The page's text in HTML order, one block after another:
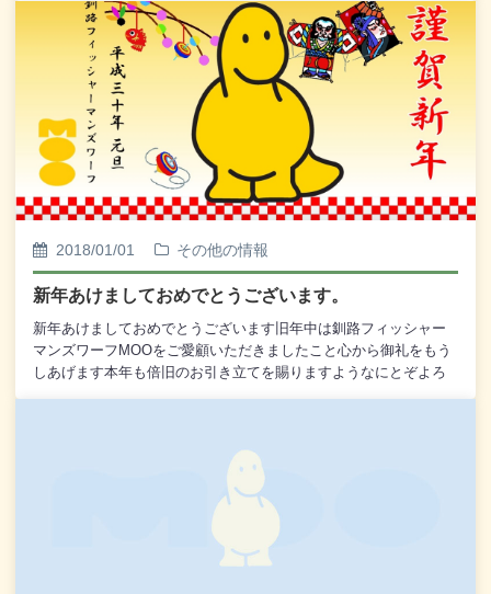
食・物販店舗以外の公共施設は平常通りの業務を行います。
５階・医師会健診センター ４階・釧路市教育委員会 ３
階・釧路市男女平等参画センター・ふらっと、女性団体連絡協議
会 ２階・ハローワークプラザくしろ、ジョブカフェ釧路、パ
レットくしろ 釧路地区保護司会、更生保護サポートセ
ンター※ 11日以降は平常通りの営業となります。
2018/01/01 その他の情報
新年あけましておめでとうございます。
新年あけましておめでとうございます旧年中は釧路フィッシャー
マンズワーフMOOをご愛顧いただきましたこと心から御礼をもう
しあげます本年も倍旧のお引き立てを賜りますようなにとぞよろ